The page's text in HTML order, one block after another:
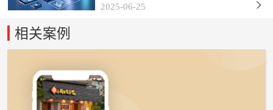
价值」的理念，深度挖掘客户需求，打磨
2025-06-25
相关案例